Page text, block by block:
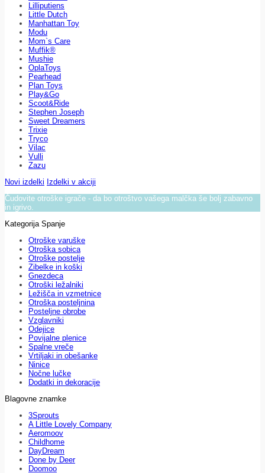
Lilliputiens
Little Dutch
Manhattan Toy
Modu
Mom`s Care
Muffik®
Mushie
OplaToys
Pearhead
Plan Toys
Play&Go
Scoot&Ride
Stephen Joseph
Sweet Dreamers
Trixie
Tryco
Vilac
Vulli
Zazu
Novi izdelki Izdelki v akciji
Čudovite otroške igrače - da bo otroštvo vašega malčka še bolj zabavno
in igrivo.
Kategorija Spanje
Otroške varuške
Otroška sobica
Otroške postelje
Zibelke in koški
Gnezdeca
Otroški ležalniki
Ležišča in vzmetnice
Otroška posteljnina
Posteljne obrobe
Vzglavniki
Odejice
Povijalne plenice
Spalne vreče
Vrtiljaki in obešanke
Ninice
Nočne lučke
Dodatki in dekoracije
Blagovne znamke
3Sprouts
A Little Lovely Company
Aeromoov
Childhome
DayDream
Done by Deer
Doomoo